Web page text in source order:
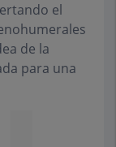
el
de la
para una